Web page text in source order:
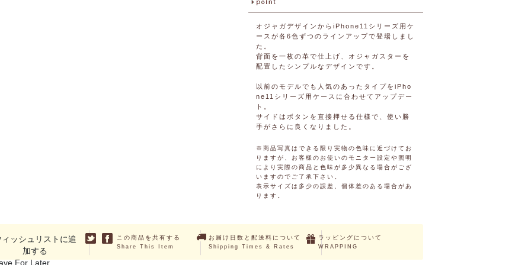
オジャガデザインからiPhone11シリーズ用ケ
ースが各6色ずつのラインアップで登場しまし
た。
背面を一枚の革で仕上げ、オジャガスターを
配置したシンプルなデザインです。
以前のモデルでも人気のあったタイプをiPho
ne11シリーズ用ケースに合わせてアップデー
ト。
サイドはボタンを直接押せる仕様で、使い勝
手がさらに良くなりました。
※商品写真はできる限り実物の色味に近づけてお
りますが、お客様のお使いのモニター設定や照明
により実際の商品と色味が多少異なる場合がござ
いますのでご了承下さい。
表示サイズは多少の誤差、個体差のある場合があ
ります。
ィッシュリストに追
加する
For Later
この商品を共有する
Share This Item
お届け日数と配送料について
Shipping Times & Rates
ラッピングについて
WRAPPING